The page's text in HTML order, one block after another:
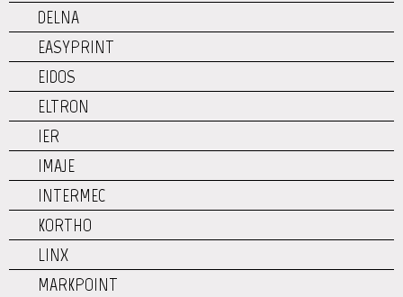
DELNA
EASYPRINT
EIDOS
ELTRON
IER
IMAJE
INTERMEC
KORTHO
LINX
MARKPOINT